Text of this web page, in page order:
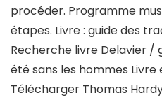
procéder. Programme
étapes. Livre : guide des
Recherche livre Delavier /
été sans les hommes Livre
Télécharger Thomas